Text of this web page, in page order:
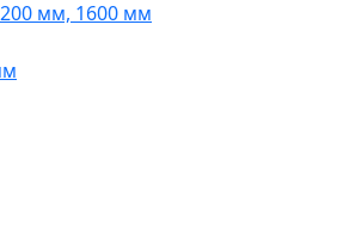
мм, 1600 мм